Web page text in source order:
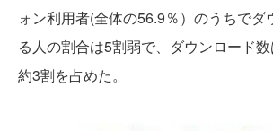
ォン利用者(全体の56.9％）のうちでダ
る人の割合は5割弱で、ダウンロード
約3割を占めた。